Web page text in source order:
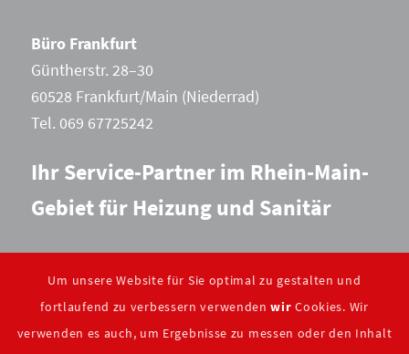
Büro Frankfurt
Güntherstr. 28–30
60528 Frankfurt/Main (Niederrad)
Tel. 069 67725242
Ihr Service-Partner im Rhein-Main-
Gebiet für Heizung und Sanitär
Wir sind Mitglied:
Um unsere Website für Sie optimal zu gestalten und
fortlaufend zu verbessern verwendenwir Cookies. Wir
verwenden es auch, um Ergebnisse zu messen oder den Inhalt